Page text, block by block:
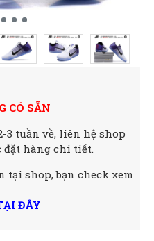
CÓ SẴN
3 tuần về, liên hệ shop
đặt hàng chi tiết.
tại shop, bạn check xem
ĐÂY